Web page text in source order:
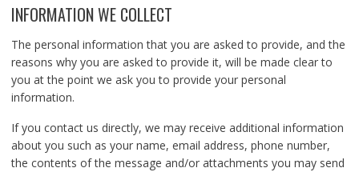
INFORMATION WE COLLECT
The personal information that you are asked to provide, and the
reasons why you are asked to provide it, will be made clear to
you at the point we ask you to provide your personal
information.
If you contact us directly, we may receive additional information
about you such as your name, email address, phone number,
the contents of the message and/or attachments you may send